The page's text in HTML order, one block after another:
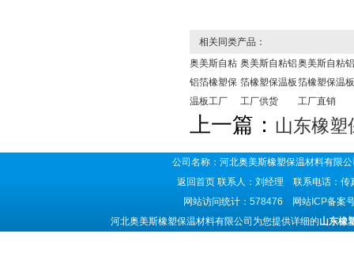
相关同类产品：
奥美斯自粘
铝箔橡塑保
温板工厂
奥美斯自粘铝
箔橡塑保温板
工厂供货
奥美斯自粘铝
箔橡塑保温板
工厂直销
上一篇： 山东橡塑
公司名称：河北奥美斯橡塑保温材料有
返回首页 联系人：刘经理 联系电话：
网站访问统计：578476 网站ICP备案
河北奥美斯橡塑保温材料有限公司为您提供详细的山东橡